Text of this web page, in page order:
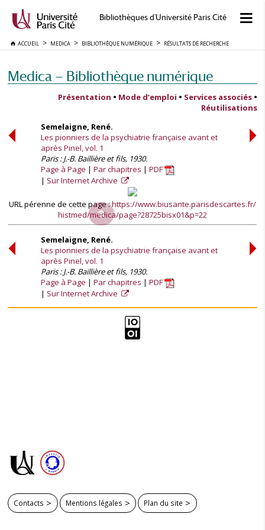
Bibliothèques d'Université Paris Cité
ACCUEIL MEDICA BIBLIOTHÈQUE NUMÉRIQUE RÉSULTATS DE RECHERCHE
Medica — Bibliothèque numérique
Présentation • Mode d’emploi • Services associés •
Réutilisations
Semelaigne, René.
Les pionniers de la psychiatrie française avant et
après Pinel, vol. 1
Paris : J.-B. Baillière et fils, 1930.
Page à Page
Par chapitres
PDF
Sur Internet Archive
URL pérenne de cette page :https://www.biusante.parisdescartes.fr/
histmed/medica/page?28725bisx01&p=22
Semelaigne, René.
Les pionniers de la psychiatrie française avant et
après Pinel, vol. 1
Paris : J.-B. Baillière et fils, 1930.
Page à Page
Par chapitres
PDF
Sur Internet Archive
Contacts Mentions légales Plan du site